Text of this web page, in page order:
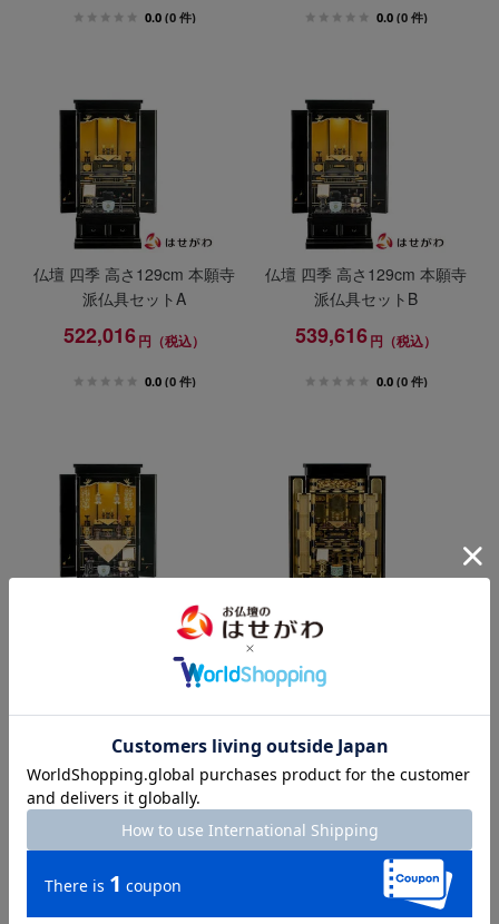
0.0 (0 件) 0.0 (0 件)
仏壇 四季 高さ129cm 本願寺
派仏具セットA
522,016円（税込）
0.0 (0 件)
仏壇 四季 高さ129cm 本願寺
派仏具セットB
539,616円（税込）
0.0 (0 件)
仏壇 四季 高さ129cm 本願寺
派仏具セットC
0.0 (0 件)
仏壇 伊織 (いおり) 東 高さ
131cm 大谷派仏具セットA
0.0